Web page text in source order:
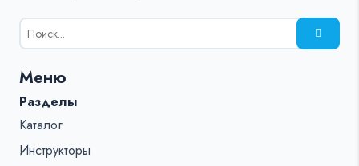
Результаты
поиска
%s:
Меню
Разделы
Каталог
Инструкторы